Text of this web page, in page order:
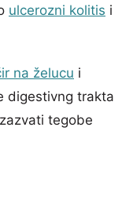
ulcerozni kolitis i
na želucu i
digestivng trakta
tegobe